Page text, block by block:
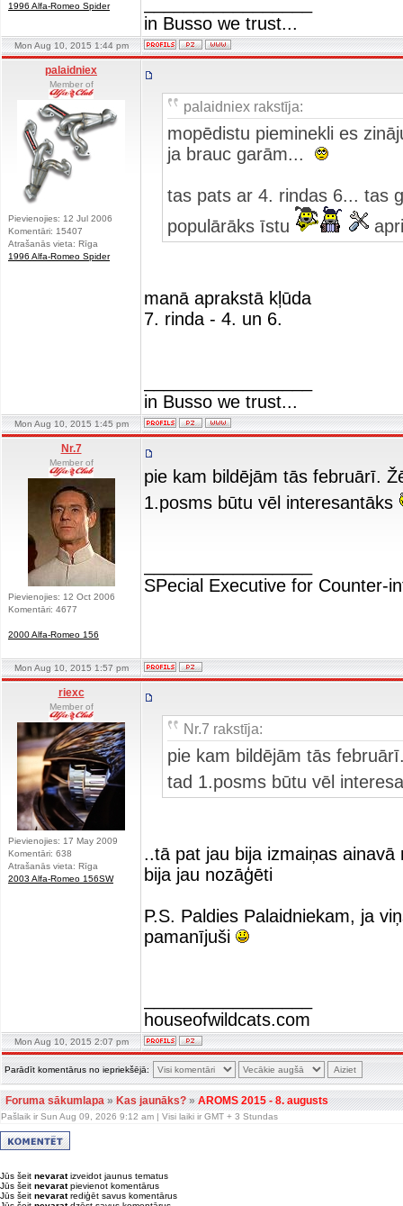
1996 Alfa-Romeo Spider
in Busso we trust...
Mon Aug 10, 2015 1:44 pm
palaidniex
Member of
Pievienojies: 12 Jul 2006
Komentāri: 15407
Atrašanās vieta: Rīga
1996 Alfa-Romeo Spider
palaidniex rakstīja:
mopēdistu pieminekli es
ja brauc garām...
tas pats ar 4. rindas 6... tas
populārāks īstu
manā aprakstā kļūda
7. rinda - 4. un 6.
in Busso we trust...
Mon Aug 10, 2015 1:45 pm
Nr.7
Member of
Pievienojies: 12 Oct 2006
Komentāri: 4677
2000 Alfa-Romeo 156
pie kam bildējām tās februārī.
1.posms būtu vēl interesantāks
SPecial Executive for Counter-
Mon Aug 10, 2015 1:57 pm
riexc
Member of
Pievienojies: 17 May 2009
Komentāri: 638
Atrašanās vieta: Rīga
2003 Alfa-Romeo 156SW
Nr.7 rakstīja:
pie kam bildējām tās
tad 1.posms būtu vēl
..tā pat jau bija izmaiņas
bija jau nozāģēti
P.S. Paldies Palaidniekam, ja
pamanījuši
houseofwildcats.com
Mon Aug 10, 2015 2:07 pm
Parādīt komentārus no iepriekšējā:
Foruma sākumlapa»Kas jaunāks?»AROMS 2015 - 8. augusts
Pašlaik ir Sun Aug 09, 2026 9:12 am | Visi laiki ir GMT + 3 Stundas
Jūs šeit nevaratizveidot jaunus tematus
Jūs šeit nevaratpievienot komentārus
Jūs šeit nevaratrediģēt savus komentārus